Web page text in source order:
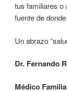
tus familiares o
fuente de
Un abrazo
Dr. Fernando
Médico